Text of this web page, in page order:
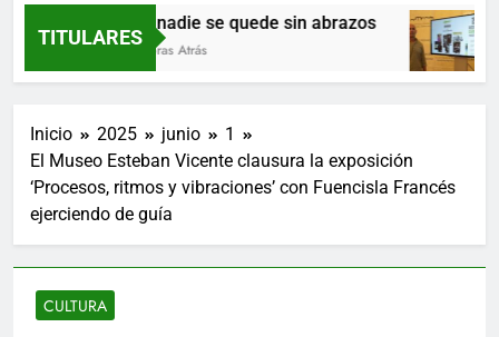
TITULARES
Que nadie se quede sin abrazos
15 Horas Atrás
Inicio 2025 junio
1
El Museo Esteban Vicente clausura la exposición
‘Procesos, ritmos y vibraciones’ con Fuencisla Francés
ejerciendo de guía
CULTURA